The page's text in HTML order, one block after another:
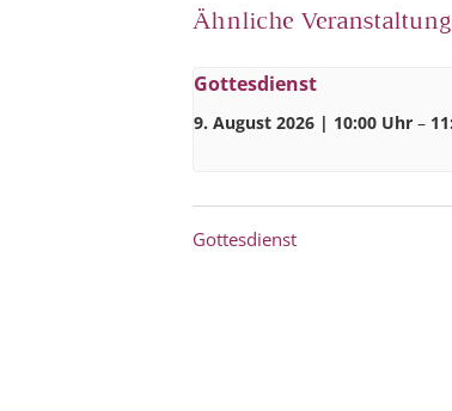
Ähnliche
Gottesdienst
9. August 2026 | 10:00 Uhr –
Gottesdienst